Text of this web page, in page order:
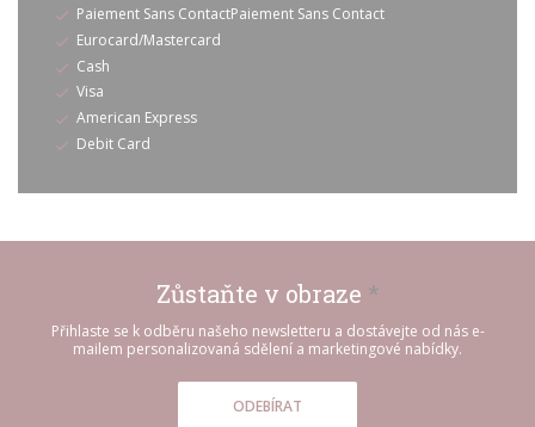
Paiement Sans ContactPaiement Sans Contact
Eurocard/Mastercard
Cash
Visa
American Express
Debit Card
Zůstaňte v obraze *
Přihlaste se k odběru našeho newsletteru a dostávejte od nás e-
mailem personalizovaná sdělení a marketingové nabídky.
ODEBÍRAT